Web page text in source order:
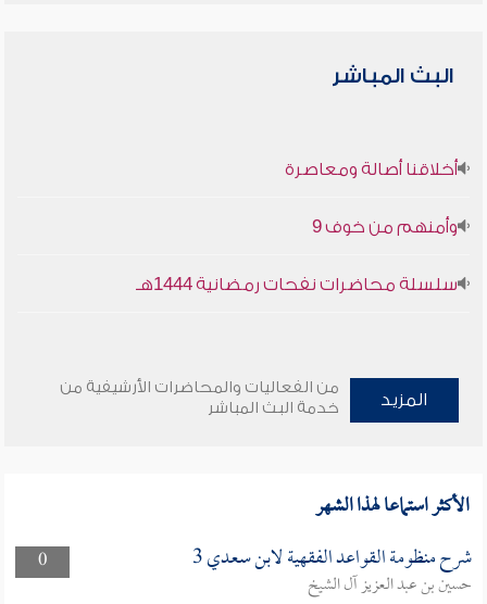
البث المباشر
أخلاقنا أصالة ومعاصرة
وأمنهم من خوف 9
سلسلة محاضرات نفحات رمضانية 1444هـ
المزيد
من الفعاليات والمحاضرات الأرشيفية من
خدمة البث المباشر
الأكثر استماعا لهذا الشهر
0 شرح منظومة القواعد الفقهية لابن سعدي 3
حسين بن عبد العزيز آل الشيخ